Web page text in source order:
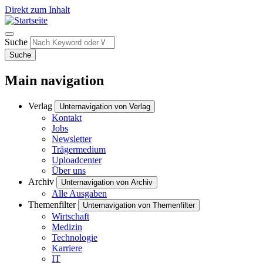
Direkt zum Inhalt
Suche
Suche
Main navigation
Verlag Unternavigation von Verlag
Kontakt
Jobs
Newsletter
Trägermedium
Uploadcenter
Über uns
Archiv
Unternavigation von Archiv
Alle Ausgaben
Themenfilter
Unternavigation von Themenfilter
Wirtschaft
Medizin
Technologie
Karriere
IT